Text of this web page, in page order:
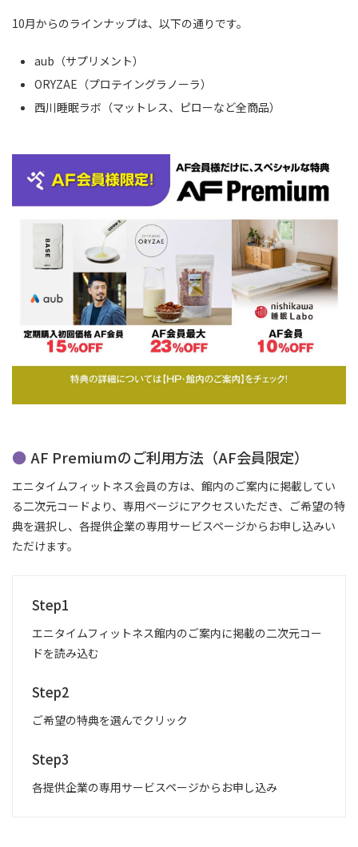
10月からのラインナップは、以下の通りです。
aub（サプリメント）
ORYZAE（プロテイングラノーラ）
西川睡眠ラボ（マットレス、ピローなど全商品）
AF Premiumのご利用方法（AF会員限定）
エニタイムフィットネス会員の方は、館内のご案内に掲載してい
る二次元コードより、専用ページにアクセスいただき、ご希望の特
典を選択し、各提供企業の専用サービスページからお申し込みい
ただけます。
Step1
エニタイムフィットネス館内のご案内に掲載の二次元コー
ドを読み込む
Step2
ご希望の特典を選んでクリック
Step3
各提供企業の専用サービスページからお申し込み